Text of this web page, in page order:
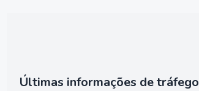
Últimas informações de tráfego